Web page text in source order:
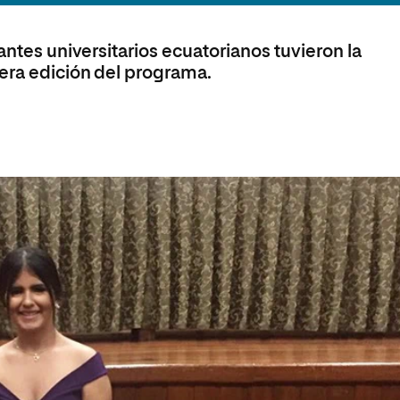
Universitaria en Ingeniería del Software y
Informáticosuniversitarios ecuatorianos tuvieron la
edición del programa.